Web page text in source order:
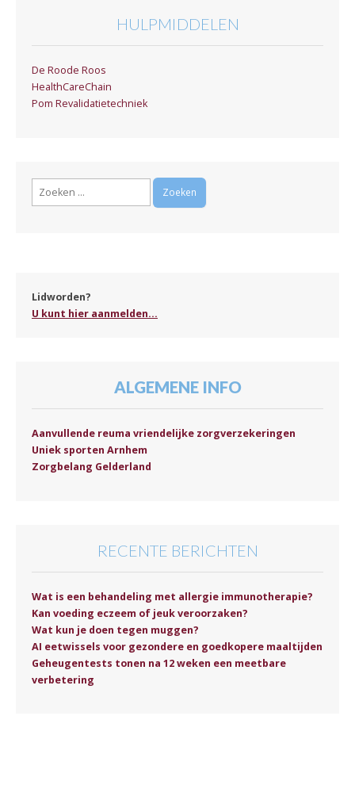
HULPMIDDELEN
De Roode Roos
HealthCareChain
Pom Revalidatietechniek
Zoeken
Lidworden?
U kunt hier aanmelden...
ALGEMENE INFO
Aanvullende reuma vriendelijke zorgverzekeringen
Uniek sporten Arnhem
Zorgbelang Gelderland
RECENTE BERICHTEN
Wat is een behandeling met allergie immunotherapie?
Kan voeding eczeem of jeuk veroorzaken?
Wat kun je doen tegen muggen?
AI eetwissels voor gezondere en goedkopere maaltijden
Geheugentests tonen na 12 weken een meetbare
verbetering